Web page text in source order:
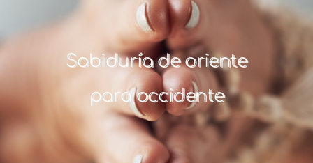
Sabiduría de oriente
para occidente